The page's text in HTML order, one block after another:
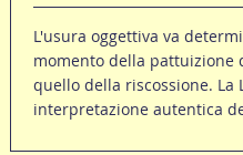
L'usura oggettiva va
momento della pattuizione
quello della riscossione. La
interpretazione autentica